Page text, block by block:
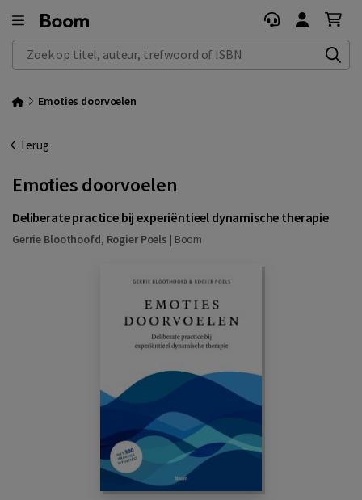
Zoek op titel, auteur, trefwoord of ISBN
Emoties doorvoelen
Terug
Emoties doorvoelen
Deliberate practice bij experiëntieel dynamische therapie
Gerrie Bloothoofd, Rogier Poels | Boom